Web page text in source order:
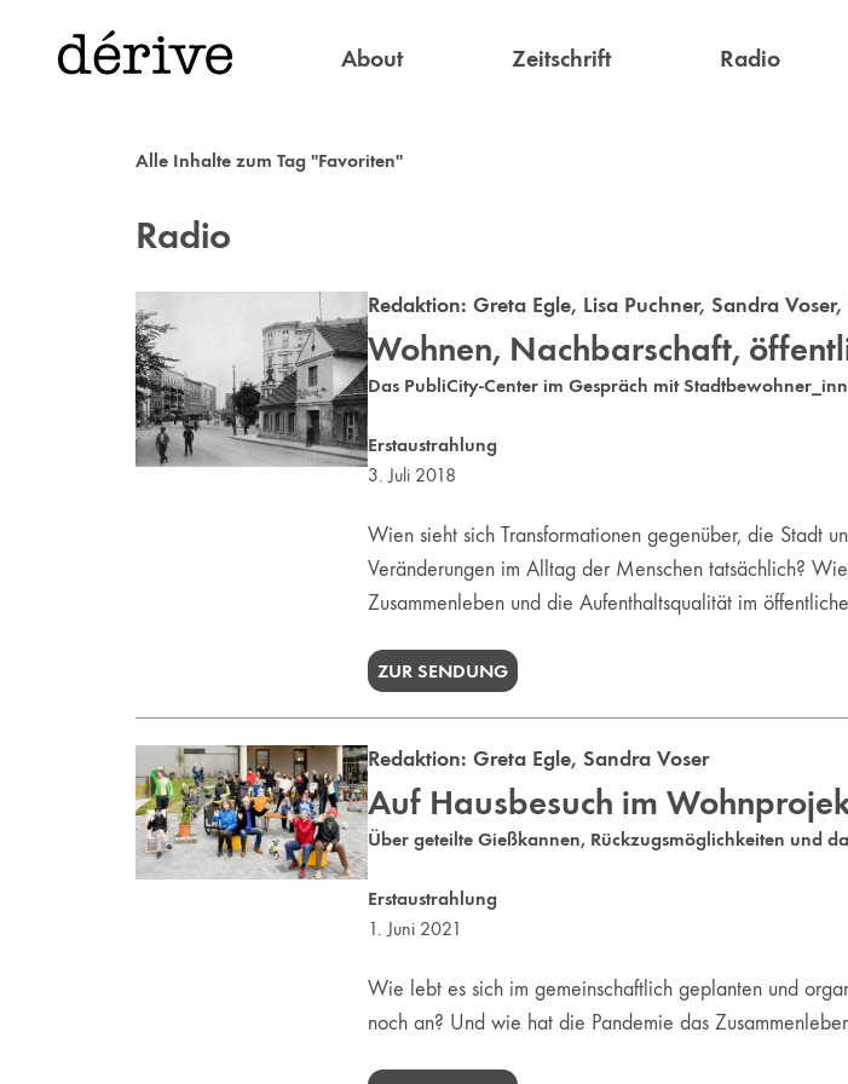
About Zeitschrift Radio
Alle Inhalte zum Tag "Favoriten"
Radio
Redaktion: Greta Egle, Lisa Puchner, Sandra Voser,
Wohnen, Nachbarschaft,
Das PubliCity-Center im Gespräch mit
Erstaustrahlung
3. Juli 2018
Wien sieht sich Transformationen gegenüber, die Stadt
Veränderungen im Alltag der Menschen tatsächlich?
Zusammenleben und die Aufenthaltsqualität im
ZUR SENDUNG
Redaktion: Greta Egle, Sandra Voser
Auf Hausbesuch im
Über geteilte Gießkannen, Rückzugsmöglichkeiten und
Erstaustrahlung
1. Juni 2021
Wie lebt es sich im gemeinschaftlich geplanten und
noch an? Und wie hat die Pandemie das